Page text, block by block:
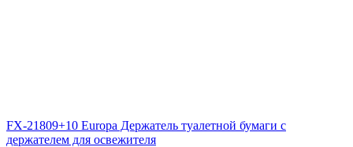
FX-21809+10 Europa Держатель туалетной бумаги с
держателем для освежителя